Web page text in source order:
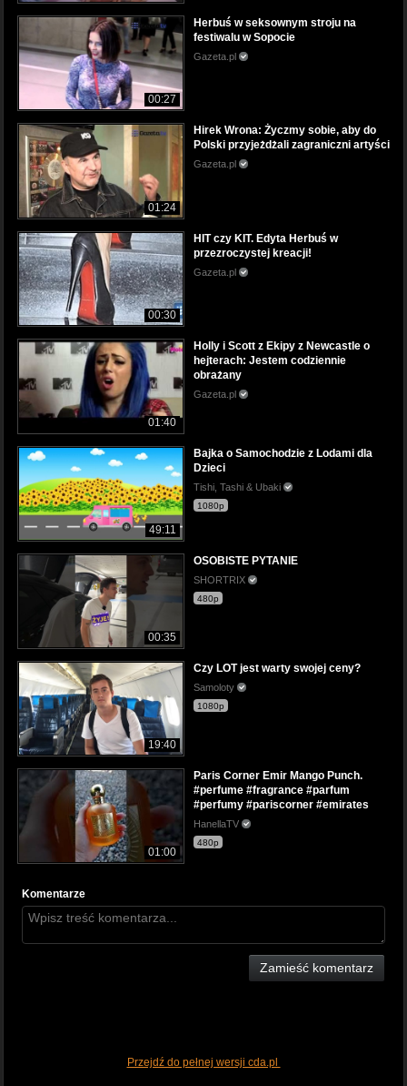
00:27
Herbuś w seksownym stroju na
festiwalu w Sopocie
Gazeta.pl
01:24
Hirek Wrona: Życzmy sobie, aby do
Polski przyjeżdżali zagraniczni artyści
Gazeta.pl
00:30
HIT czy KIT. Edyta Herbuś w
przezroczystej kreacji!
Gazeta.pl
01:40
Holly i Scott z Ekipy z Newcastle o
hejterach: Jestem codziennie
obrażany
Gazeta.pl
49:11
Bajka o Samochodzie z Lodami dla
Dzieci
Tishi, Tashi & Ubaki
1080p
00:35
OSOBISTE PYTANIE
SHORTRIX
480p
19:40
Czy LOT jest warty swojej ceny?
Samoloty
1080p
01:00
Paris Corner Emir Mango Punch.
#perfume #fragrance #parfum
#perfumy #pariscorner #emirates
HanellaTV
480p
Komentarze
Zamieść komentarz
Przejdź do pełnej wersji cda.pl